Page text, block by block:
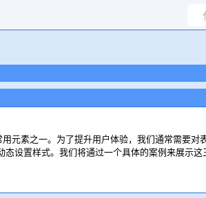
元素之一。为了提升用户体验，我们通常需要
设置样式。我们将通过一个具体的案例来展示这